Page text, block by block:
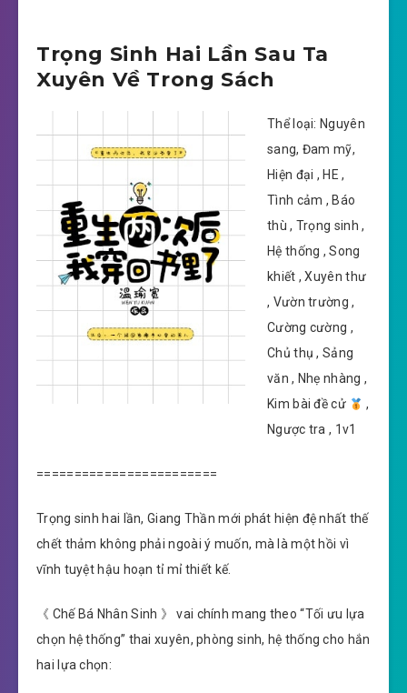
Trọng Sinh Hai Lần Sau Ta
Xuyên Về Trong Sách
Thể loại: Nguyên
sang, Đam mỹ,
Hiện đại , HE ,
Tình cảm , Báo
thù , Trọng sinh ,
Hệ thống , Song
khiết , Xuyên thư
, Vườn trường ,
Cường cường ,
Chủ thụ , Sảng
văn , Nhẹ nhàng ,
Kim bài đề cử
,
Ngược tra , 1v1
========================
Trọng sinh hai lần, Giang Thần mới phát hiện đệ nhất thế
chết thảm không phải ngoài ý muốn, mà là một hồi vì
vĩnh tuyệt hậu hoạn tỉ mỉ thiết kế.
《 Chế Bá Nhân Sinh 》 vai chính mang theo “Tối ưu lựa
chọn hệ thống” thai xuyên, phòng sinh, hệ thống cho hắn
hai lựa chọn: